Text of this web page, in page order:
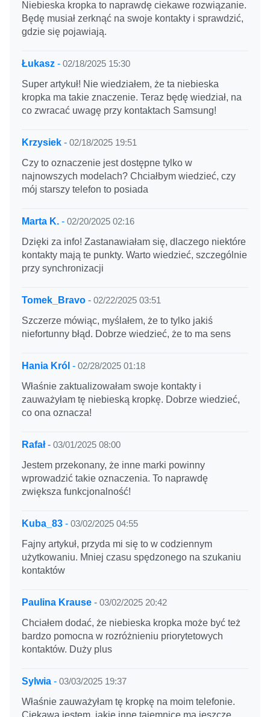
Niebieska kropka to naprawdę ciekawe rozwiązanie.
Będę musiał zerknąć na swoje kontakty i sprawdzić,
gdzie się pojawiają.
Łukasz - 02/18/2025 15:30
Super artykuł! Nie wiedziałem, że ta niebieska
kropka ma takie znaczenie. Teraz będę wiedział, na
co zwracać uwagę przy kontaktach Samsung!
Krzysiek - 02/18/2025 19:51
Czy to oznaczenie jest dostępne tylko w
najnowszych modelach? Chciałbym wiedzieć, czy
mój starszy telefon to posiada
Marta K. - 02/20/2025 02:16
Dzięki za info! Zastanawiałam się, dlaczego niektóre
kontakty mają te punkty. Warto wiedzieć, szczególnie
przy synchronizacji
Tomek_Bravo - 02/22/2025 03:51
Szczerze mówiąc, myślałem, że to tylko jakiś
niefortunny błąd. Dobrze wiedzieć, że to ma sens
Hania Król - 02/28/2025 01:18
Właśnie zaktualizowałam swoje kontakty i
zauważyłam tę niebieską kropkę. Dobrze wiedzieć,
co ona oznacza!
Rafał- 03/01/2025 08:00
Jestem przekonany, że inne marki powinny
wprowadzić takie oznaczenia. To naprawdę
zwiększa funkcjonalność!
Kuba_83 - 03/02/2025 04:55
Fajny artykuł, przyda mi się to w codziennym
użytkowaniu. Mniej czasu spędzonego na szukaniu
kontaktów
Paulina Krause - 03/02/2025 20:42
Chciałem dodać, że niebieska kropka może być też
bardzo pomocna w rozróżnieniu priorytetowych
kontaktów. Duży plus
Sylwia - 03/03/2025 19:37
Właśnie zauważyłam tę kropkę na moim telefonie.
Ciekawa jestem, jakie inne tajemnice ma jeszcze